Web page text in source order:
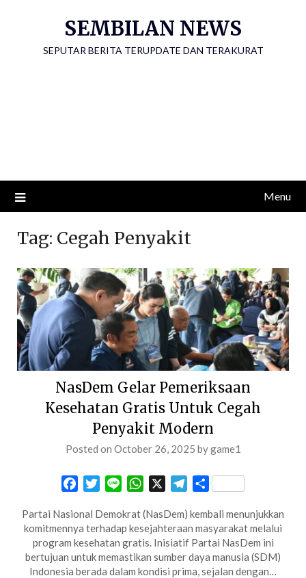
SEMBILAN NEWS
SEPUTAR BERITA TERUPDATE DAN TERAKURAT
Menu
Tag: Cegah Penyakit
NasDem Gelar Pemeriksaan
Kesehatan Gratis Untuk Cegah
Penyakit Modern
Posted on October 26, 2025 bygame1
FacebookTwitterLine WhatsApp Telegram
Share
Partai Nasional Demokrat (NasDem) kembali menunjukkan
komitmennya terhadap kesejahteraan masyarakat melalui
program kesehatan gratis.​ Inisiatif Partai NasDem ini
bertujuan untuk memastikan sumber daya manusia (SDM)
Indonesia berada dalam kondisi prima, sejalan dengan…